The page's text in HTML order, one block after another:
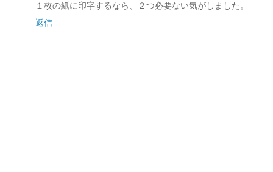
１枚の紙に印字するなら、２つ必要ない気がしました。
返信